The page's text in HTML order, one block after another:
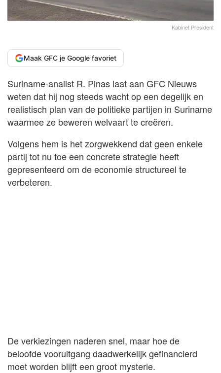
Kabinet President
Maak GFC je Google favoriet
Suriname-analist R. Pinas laat aan GFC Nieuws
weten dat hij nog steeds wacht op een degelijk en
realistisch plan van de politieke partijen in Suriname
waarmee ze beweren welvaart te creëren.
Volgens hem is het zorgwekkend dat geen enkele
partij tot nu toe een concrete strategie heeft
gepresenteerd om de economie structureel te
verbeteren.
De verkiezingen naderen snel, maar hoe de
beloofde vooruitgang daadwerkelijk gefinancierd
moet worden blijft een groot mysterie.